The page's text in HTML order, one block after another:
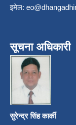
इमेल:
सूचना अधिकारी
सुरेन्द्र सिंह कार्की